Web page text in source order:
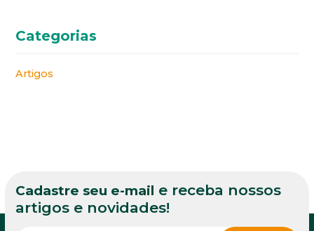
Categorias
Artigos
Cadastre seu e-mail e receba nossos
artigos e novidades!